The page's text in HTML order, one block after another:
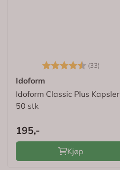
Karakter: (33)
Idoform
Idoform Classic Plus Kapsler
50 stk
195,-
Kjøp